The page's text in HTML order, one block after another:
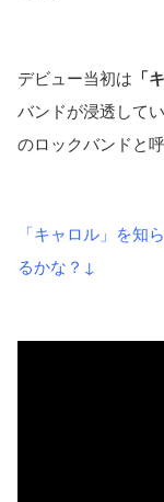
デビュー当初は 「
バンドが浸透して
のロックバンドと
「キャロル」を知
るかな？↓